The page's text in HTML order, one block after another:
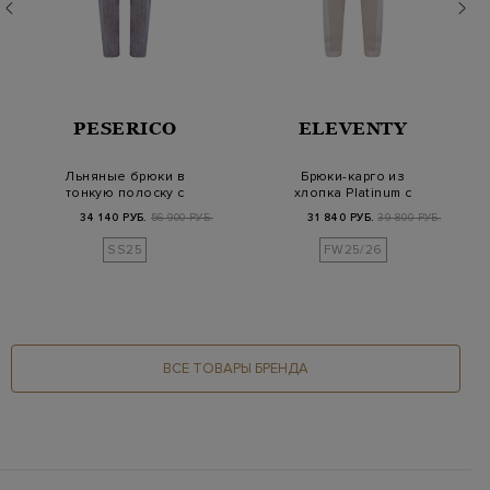
PESERICO
Льняные брюки в
тонкую полоску с
на…
34 140 РУБ. 56 900 РУБ.
SS25
ELEVENTY
Брюки-карго из
хлопка Platinum с
карманами
31 840 РУБ. 39 800 РУБ.
FW25/26
ВСЕ ТОВАРЫ БРЕНДА